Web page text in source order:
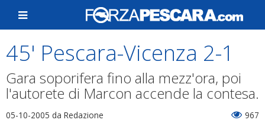
45' Pescara-Vicenza 2-1
Gara soporifera fino alla mezz'ora, poi
l'autorete di Marcon accende la contesa.
05-10-2005 da Redazione 967